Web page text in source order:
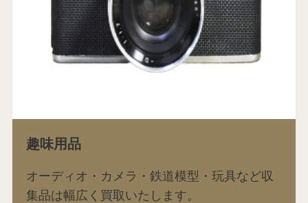
趣味用品
オーディオ・カメラ・鉄道模型・玩具など収
集品は幅広く買取いたします。